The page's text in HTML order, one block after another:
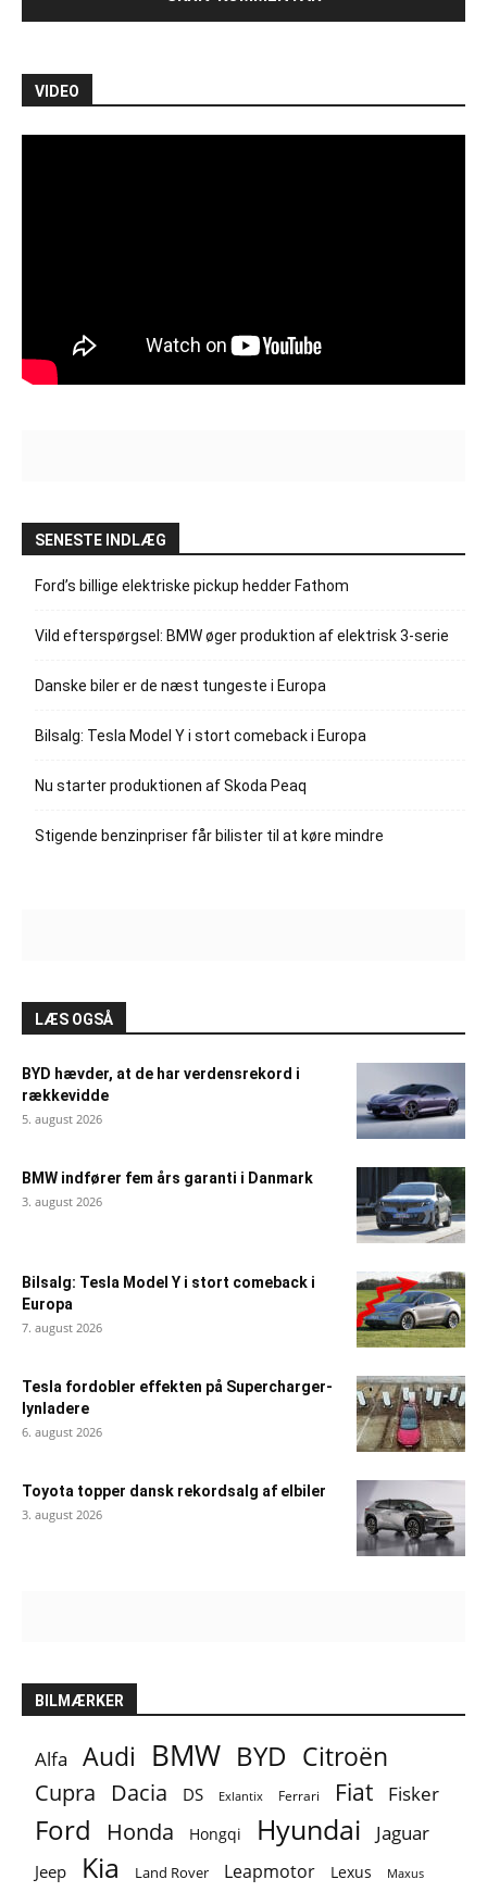
VIDEO
SENESTE INDLÆG
Ford’s billige elektriske pickup hedder Fathom
Vild efterspørgsel: BMW øger produktion af elektrisk 3-serie
Danske biler er de næst tungeste i Europa
Bilsalg: Tesla Model Y i stort comeback i Europa
Nu starter produktionen af Skoda Peaq
Stigende benzinpriser får bilister til at køre mindre
LÆS OGSÅ
BYD hævder, at de har verdensrekord i
rækkevidde
5. august 2026
BMW indfører fem års garanti i Danmark
3. august 2026
Bilsalg: Tesla Model Y i stort comeback i
Europa
7. august 2026
Tesla fordobler effekten på Supercharger-
lynladere
6. august 2026
Toyota topper dansk rekordsalg af elbiler
3. august 2026
BILMÆRKER
Alfa Audi BMW BYD Citroën
Cupra Dacia DS Exlantix Ferrari Fiat Fisker
Ford Honda Hongqi Hyundai Jaguar
Jeep Kia Land Rover Leapmotor Lexus Maxus